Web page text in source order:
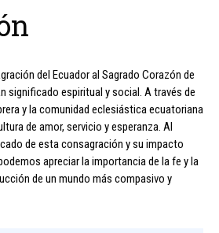
del Ecuador al Sagrado Corazón de
significado espiritual y social. A través de
y la comunidad eclesiástica ecuatoriana
de amor, servicio y esperanza. Al
de esta consagración y su impacto
apreciar la importancia de la fe y la
de un mundo más compasivo y